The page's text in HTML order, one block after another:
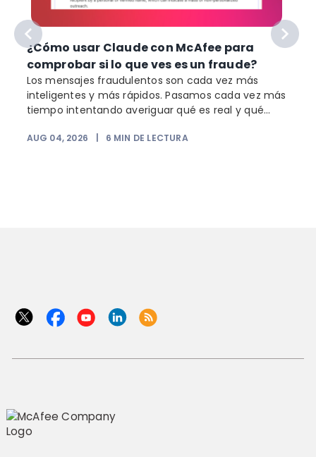
¿Cómo usar Claude con McAfee para
comprobar si lo que ves es un fraude?
Los mensajes fraudulentos son cada vez más
inteligentes y más rápidos. Pasamos cada vez más
tiempo intentando averiguar qué es real y qué...
AUG 04, 2026 6 MIN DE LECTURA